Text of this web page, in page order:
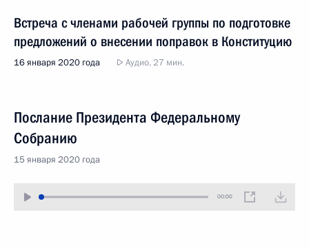
Встреча с членами рабочей группы по подготовке
предложений о внесении поправок в Конституцию
16 января 2020 года Аудио, 27 мин.
Послание Президента Федеральному
Собранию
15 января 2020 года
00:00